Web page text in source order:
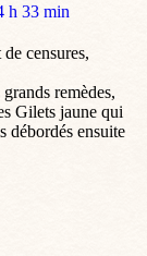
h 33 min
censures,
remèdes,
Gilets jaune qui
débordés ensuite